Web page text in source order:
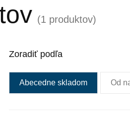
(1 produktov)
Zoradiť podľa
Abecedne skladom Od